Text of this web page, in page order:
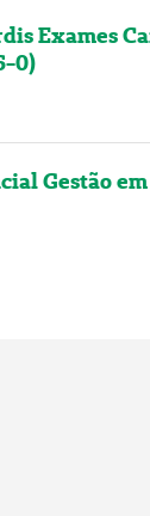
Exames
0)
Gestão